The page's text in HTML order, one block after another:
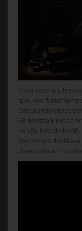
Cada vez mais,
que, nos “bons”
executando obras
43ª Mostra Méliès e
no vão livre do
Berchmans
desenrolavam no